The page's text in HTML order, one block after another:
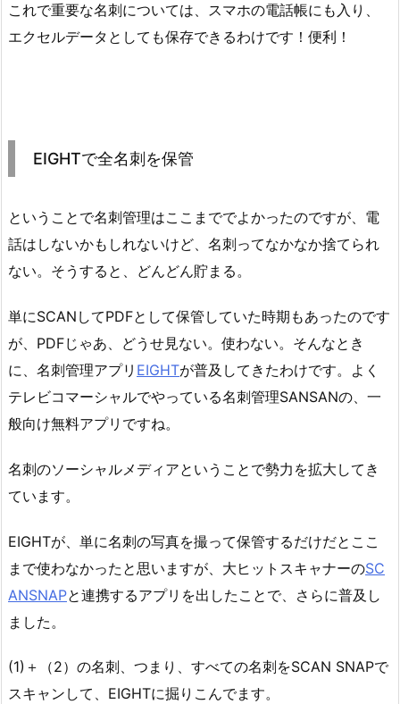
これで重要な名刺については、スマホの電話帳にも入り、
エクセルデータとしても保存できるわけです！便利！
EIGHTで全名刺を保管
ということで名刺管理はここまででよかったのですが、電
話はしないかもしれないけど、名刺ってなかなか捨てられ
ない。そうすると、どんどん貯まる。
単にSCANしてPDFとして保管していた時期もあったのです
が、PDFじゃあ、どうせ見ない。使わない。そんなとき
に、名刺管理アプリ EIGHTが普及してきたわけです。よく
テレビコマーシャルでやっている名刺管理SANSANの、一
般向け無料アプリですね。
名刺のソーシャルメディアということで勢力を拡大してき
ています。
EIGHTが、単に名刺の写真を撮って保管するだけだとここ
まで使わなかったと思いますが、大ヒットスキャナーのSC
ANSNAPと連携するアプリを出したことで、さらに普及し
ました。
(1)＋（2）の名刺、つまり、すべての名刺をSCAN SNAPで
スキャンして、EIGHTに掘りこんでます。